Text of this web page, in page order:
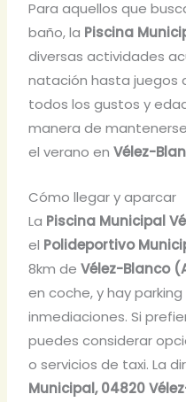
Para aquellos que
baño, la Piscina
diversas actividades
natación hasta juegos
todos los gustos y
manera de
el verano enVélez-
Cómo llegar y aparcar
La Piscina Municipal
el Polideportivo
8km deVélez-Blanco
en coche, y hay
inmediaciones. Si
puedes considerar
o servicios de taxi. La
Municipal, 04820